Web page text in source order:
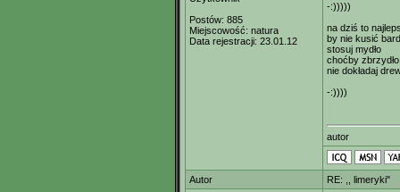
Postów: 885
Miejscowość: natura
Data rejestracji: 23.01.12
-:)))))
na dziś to
by nie kusić
stosuj mydło
choćby zbrzydło
nie dokładaj
-:))))
autor
Autor
RE: ,, limeryki"